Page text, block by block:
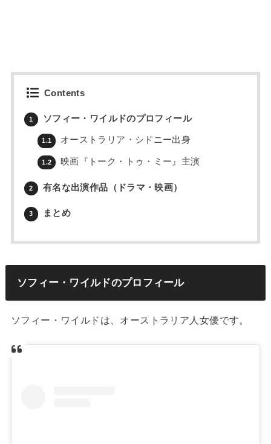
Contents
1 ソフィー・ワイルドのプロフィール
1.1 オーストラリア・シドニー出身
1.2 映画『トーク・トゥ・ミー』主演
2 有名な出演作品（ドラマ・映画）
3 まとめ
ソフィー・ワイルドのプロフィール
ソフィー・ワイルドは、オーストラリア人女優です。